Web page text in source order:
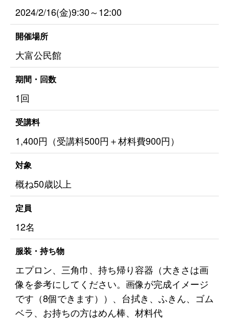
2024/2/16(金)9:30～12:00
開催場所
大富公民館
期間・回数
1回
受講料
1,400円（受講料500円＋材料費900円）
対象
概ね50歳以上
定員
12名
服装・持ち物
エプロン、三角巾、持ち帰り容器（大きさは画
像を参考にしてください。画像が完成イメージ
です（8個できます））、台拭き、ふきん、ゴム
ベラ、お持ちの方はめん棒、材料代